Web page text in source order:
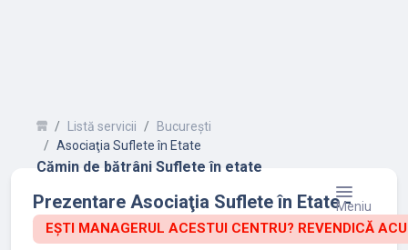
Listă servicii
București
Asociaţia Suflete în Etate
Cămin de bătrâni Suflete în etate
Meniu
Prezentare Asociaţia Suflete în Etate -
EȘTI MANAGERUL ACESTUI CENTRU? REVENDICĂ